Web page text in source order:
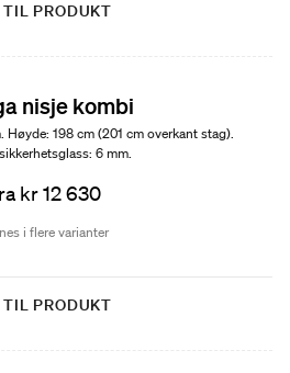
TIL PRODUKT
nisje kombi
198 cm (201 cm overkant stag).
6 mm.
kr 12 630
i flere varianter
TIL PRODUKT